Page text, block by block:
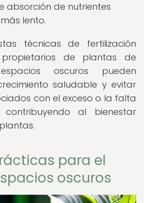
absorción de nutrientes
lento.
técnicas de fertilización
de plantas de
oscuros pueden
saludable y evitar
con el exceso o la falta
contribuyendo al bienestar
para el
oscuros